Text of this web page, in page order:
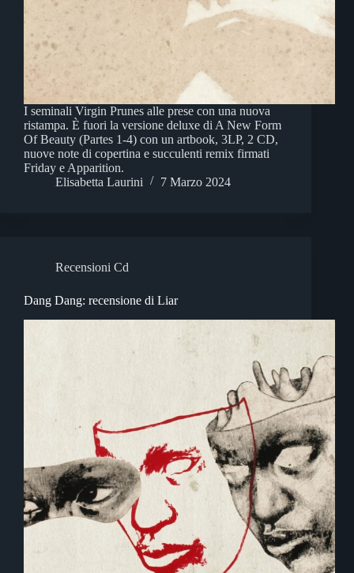
I seminali Virgin Prunes alle prese con una nuova
ristampa. È fuori la versione deluxe di A New Form
Of Beauty (Partes 1-4) con un artbook, 3LP, 2 CD,
nuove note di copertina e succulenti remix firmati
Friday e Apparition.
Elisabetta Laurini
7 Marzo 2024
Recensioni Cd
Dang Dang: recensione di Liar